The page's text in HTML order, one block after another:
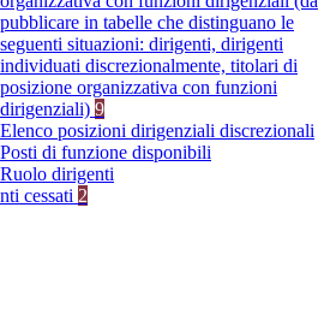
pubblicare in tabelle che distinguano le
seguenti situazioni: dirigenti, dirigenti
individuati discrezionalmente, titolari di
posizione organizzativa con funzioni
dirigenziali) 9
Elenco posizioni dirigenziali discrezionali
Posti di funzione disponibili
Ruolo dirigenti
cessati 2